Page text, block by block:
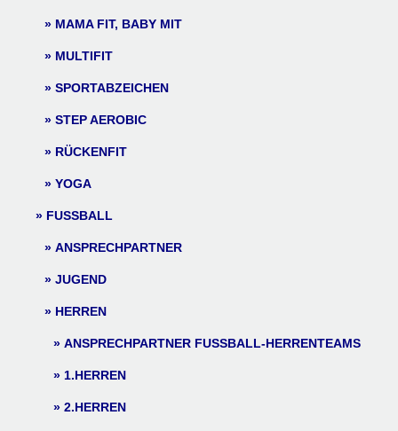
MAMA FIT, BABY MIT
MULTIFIT
SPORTABZEICHEN
STEP AEROBIC
RÜCKENFIT
YOGA
FUSSBALL
ANSPRECHPARTNER
JUGEND
HERREN
ANSPRECHPARTNER FUSSBALL-HERRENTEAMS
1.HERREN
2.HERREN